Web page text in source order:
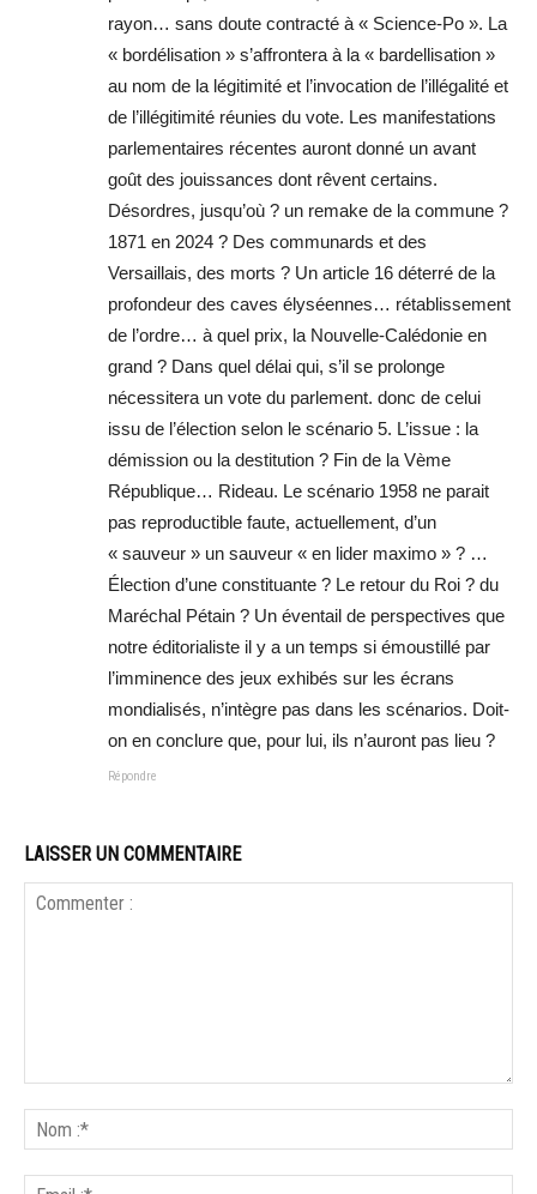
rayon… sans doute contracté à « Science-Po ». La
« bordélisation » s’affrontera à la « bardellisation »
au nom de la légitimité et l’invocation de l’illégalité et
de l’illégitimité réunies du vote. Les manifestations
parlementaires récentes auront donné un avant
goût des jouissances dont rêvent certains.
Désordres, jusqu’où ? un remake de la commune ?
1871 en 2024 ? Des communards et des
Versaillais, des morts ? Un article 16 déterré de la
profondeur des caves élyséennes… rétablissement
de l’ordre… à quel prix, la Nouvelle-Calédonie en
grand ? Dans quel délai qui, s’il se prolonge
nécessitera un vote du parlement. donc de celui
issu de l’élection selon le scénario 5. L’issue : la
démission ou la destitution ? Fin de la Vème
République… Rideau. Le scénario 1958 ne parait
pas reproductible faute, actuellement, d’un
« sauveur » un sauveur « en lider maximo » ? …
Élection d’une constituante ? Le retour du Roi ? du
Maréchal Pétain ? Un éventail de perspectives que
notre éditorialiste il y a un temps si émoustillé par
l’imminence des jeux exhibés sur les écrans
mondialisés, n’intègre pas dans les scénarios. Doit-
on en conclure que, pour lui, ils n’auront pas lieu ?
Répondre
LAISSER UN COMMENTAIRE